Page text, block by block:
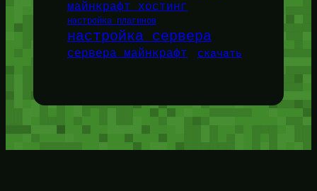
майнкрафт хостинг
настройка плагинов
настройка сервера
сервера майнкрафт скачать